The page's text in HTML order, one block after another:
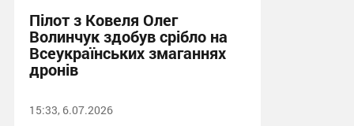
Пілот з Ковеля Олег
Волинчук здобув срібло на
Всеукраїнських змаганнях
дронів
15:33, 6.07.2026